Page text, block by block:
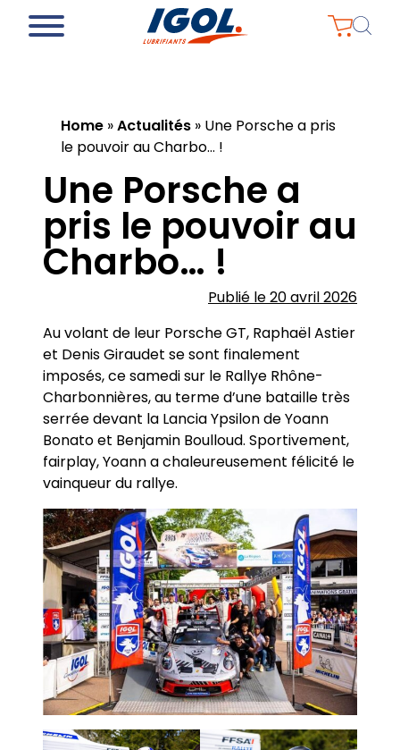
Home »Actualités » Une Porsche a pris
le pouvoir au Charbo… !
Une Porsche a
pris le pouvoir au
Charbo… !
Publié le 20 avril 2026
Au volant de leur Porsche GT, Raphaël Astier
et Denis Giraudet se sont finalement
imposés, ce samedi sur le Rallye Rhône-
Charbonnières, au terme d’une bataille très
serrée devant la Lancia Ypsilon de Yoann
Bonato et Benjamin Boulloud. Sportivement,
fairplay, Yoann a chaleureusement félicité le
vainqueur du rallye.